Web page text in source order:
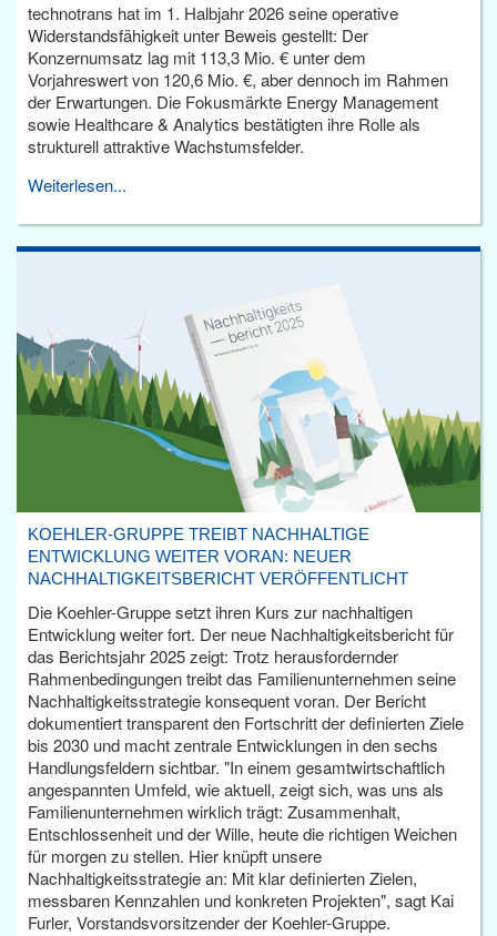
technotrans hat im 1. Halbjahr 2026 seine operative
Widerstandsfähigkeit unter Beweis gestellt: Der
Konzernumsatz lag mit 113,3 Mio. € unter dem
Vorjahreswert von 120,6 Mio. €, aber dennoch im Rahmen
der Erwartungen. Die Fokusmärkte Energy Management
sowie Healthcare & Analytics bestätigten ihre Rolle als
strukturell attraktive Wachstumsfelder.
Weiterlesen...
KOEHLER-GRUPPE TREIBT NACHHALTIGE
ENTWICKLUNG WEITER VORAN: NEUER
NACHHALTIGKEITSBERICHT VERÖFFENTLICHT
Die Koehler-Gruppe setzt ihren Kurs zur nachhaltigen
Entwicklung weiter fort. Der neue Nachhaltigkeitsbericht für
das Berichtsjahr 2025 zeigt: Trotz herausfordernder
Rahmenbedingungen treibt das Familienunternehmen seine
Nachhaltigkeitsstrategie konsequent voran. Der Bericht
dokumentiert transparent den Fortschritt der definierten Ziele
bis 2030 und macht zentrale Entwicklungen in den sechs
Handlungsfeldern sichtbar. "In einem gesamtwirtschaftlich
angespannten Umfeld, wie aktuell, zeigt sich, was uns als
Familienunternehmen wirklich trägt: Zusammenhalt,
Entschlossenheit und der Wille, heute die richtigen Weichen
für morgen zu stellen. Hier knüpft unsere
Nachhaltigkeitsstrategie an: Mit klar definierten Zielen,
messbaren Kennzahlen und konkreten Projekten", sagt Kai
Furler, Vorstandsvorsitzender der Koehler-Gruppe.